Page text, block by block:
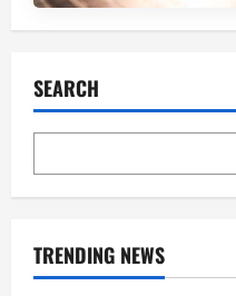
SEARCH
TRENDING NEWS